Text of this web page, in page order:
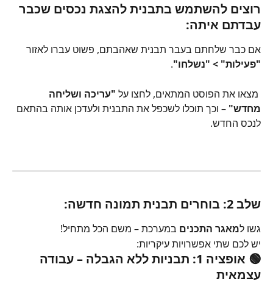
רוצים להשתמש בתבנית להצגת נכסים שכבר
עבדתם איתה:
אם כבר שלחתם בעבר תבנית שאהבתם, פשוט עברו לאזור
"פעילות" > "נשלחו".
"עריכה ושליחה
מחדש" – וכך תוכלו לשכפל את התבנית ולעדכן אותה בהתאם
לנכס החדש.
שלב 2: בוחרים תבנית תמונה חדשה:
גשו למאגר התכנים במערכת – משם הכל מתחיל!
יש לכם שתי אפשרויות עיקריות:
🟢 אופציה 1: תבניות ללא הגבלה – עבודה
עצמאית